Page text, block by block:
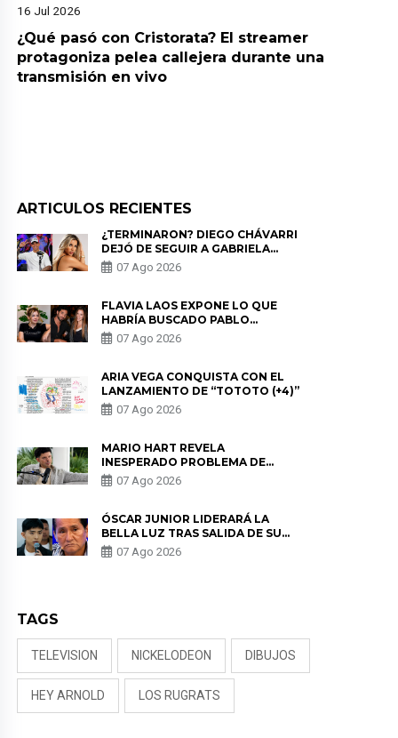
16 Jul 2026
¿Qué pasó con Cristorata? El streamer
protagoniza pelea callejera durante una
transmisión en vivo
ARTICULOS RECIENTES
¿TERMINARON? DIEGO CHÁVARRI
DEJÓ DE SEGUIR A GABRIELA
HERRERA Y ANUNCIA SU SALIDA
DE PÓDCAST
07 Ago 2026
FLAVIA LAOS EXPONE LO QUE
HABRÍA BUSCADO PABLO
HEREDIA CON ALE FULLER: “UNA
DE LAS PARTES QUERÍA EL
07 Ago 2026
ARIA VEGA CONQUISTA CON EL
LANZAMIENTO DE “TOTOTO (+4)”
07 Ago 2026
MARIO HART REVELA
INESPERADO PROBLEMA DE
SALUD ANTES DE SEPARARSE DE
KORINA: “ME ENCONTRARON UN
07 Ago 2026
ÓSCAR JUNIOR LIDERARÁ LA
BELLA LUZ TRAS SALIDA DE SU
PADRE POR POLÉMICA CON
NALDY SALDAÑA
07 Ago 2026
TAGS
TELEVISION NICKELODEON DIBUJOS
HEY ARNOLD LOS RUGRATS